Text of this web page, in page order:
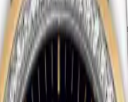
detaylarında 100.00
çıkmaktadır. Sınırlı
model, koleksiyonerlerin